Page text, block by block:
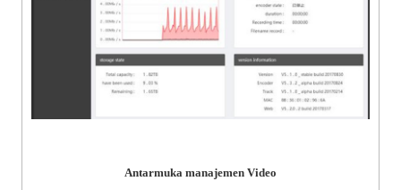
Antarmuka manajemen Video